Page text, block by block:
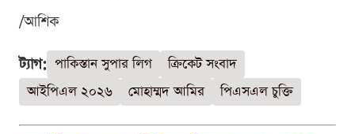
/আশিক
ট্যাগ: পাকিস্তান সুপার লিগ
ক্রিকেট সংবাদ
আইপিএল ২০২৬
মোহাম্মদ আমির পিএসএল চুক্তি